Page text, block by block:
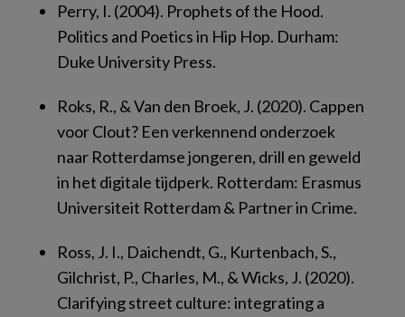
Perry, I. (2004). Prophets of the Hood.
Politics and Poetics in Hip Hop. Durham:
Duke University Press.
Roks, R., & Van den Broek, J. (2020). Cappen
voor Clout? Een verkennend onderzoek
naar Rotterdamse jongeren, drill en geweld
in het digitale tijdperk. Rotterdam: Erasmus
Universiteit Rotterdam & Partner in Crime.
Ross, J. I., Daichendt, G., Kurtenbach, S.,
Gilchrist, P., Charles, M., & Wicks, J. (2020).
Clarifying street culture: integrating a